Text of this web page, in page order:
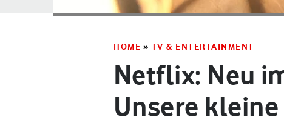
HOME » TV & ENTERTAINMENT
Netflix: Neu
Unsere